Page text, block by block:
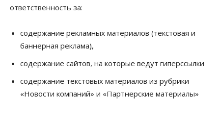
Продажи подержанных электромобилей в
Новосибирской области растут второй месяц
08 Августа 2026, 13:00
Бизнес
Детские центры Новосибирска
перегибают с «педагогикой успеха», считает
психолог
ответственность за:
содержание рекламных материалов (текстовая и
баннерная реклама),
содержание сайтов, на которые ведут гиперссылки
содержание текстовых материалов из рубрики
«Новости компаний» и «Партнерские материалы»